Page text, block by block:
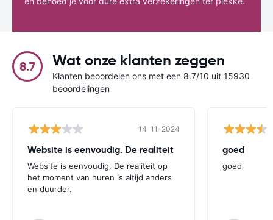
8.7 Wat onze klanten zeggen
Klanten beoordelen ons met een 8.7/10 uit 15930
beoordelingen
14-11-2024
Website is eenvoudig. De realiteit
Website is eenvoudig. De realiteit op
het moment van huren is altijd anders
en duurder.
goed
goed